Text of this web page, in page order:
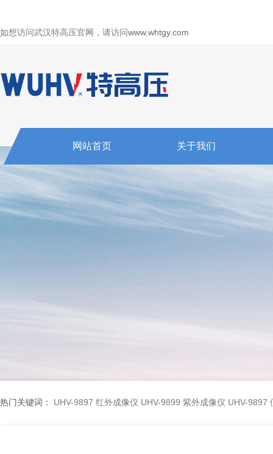
如想访问武汉特高压官网，请访问www.whtgy.com
网站首页 关于我们
热门关键词： UHV-9897 红外成像仪 UHV-9899 紫外成像仪 UHV-9897